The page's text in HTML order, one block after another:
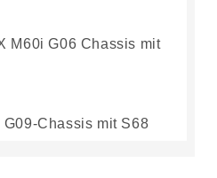
M60i G06 Chassis mit
G09-Chassis mit S68